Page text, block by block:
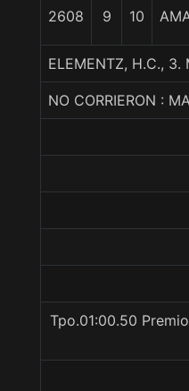
2608 9 10
ELEMENTZ, H.C.,
NO CORRIERON :
Tpo.01:00.50